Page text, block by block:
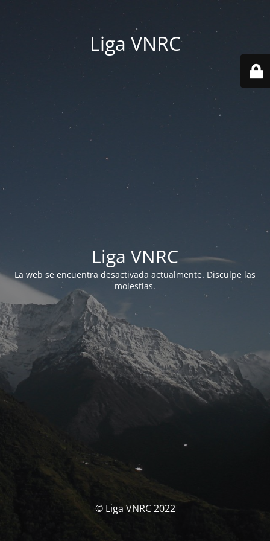
Liga VNRC
Liga VNRC
La web se encuentra desactivada actualmente. Disculpe las
molestias.
© Liga VNRC 2022